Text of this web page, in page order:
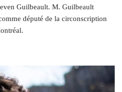
Guilbeault. M. Guilbeault
député de la circonscription